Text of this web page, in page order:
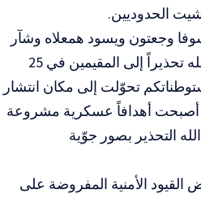
الحدوديين.
وجعتون ويسود همعلاه وشآر
يشوف، إضافة إلى الكريوت شمال مدينة حيفا، فيما نشر حزب الله تحذيراً إلى المقيمين في 25
تحوّلت إلى مكان انتشار
أصبحت أهدافاً عسكرية مشروعة
التحذير بصور جوّية
الأمنية المفروضة على